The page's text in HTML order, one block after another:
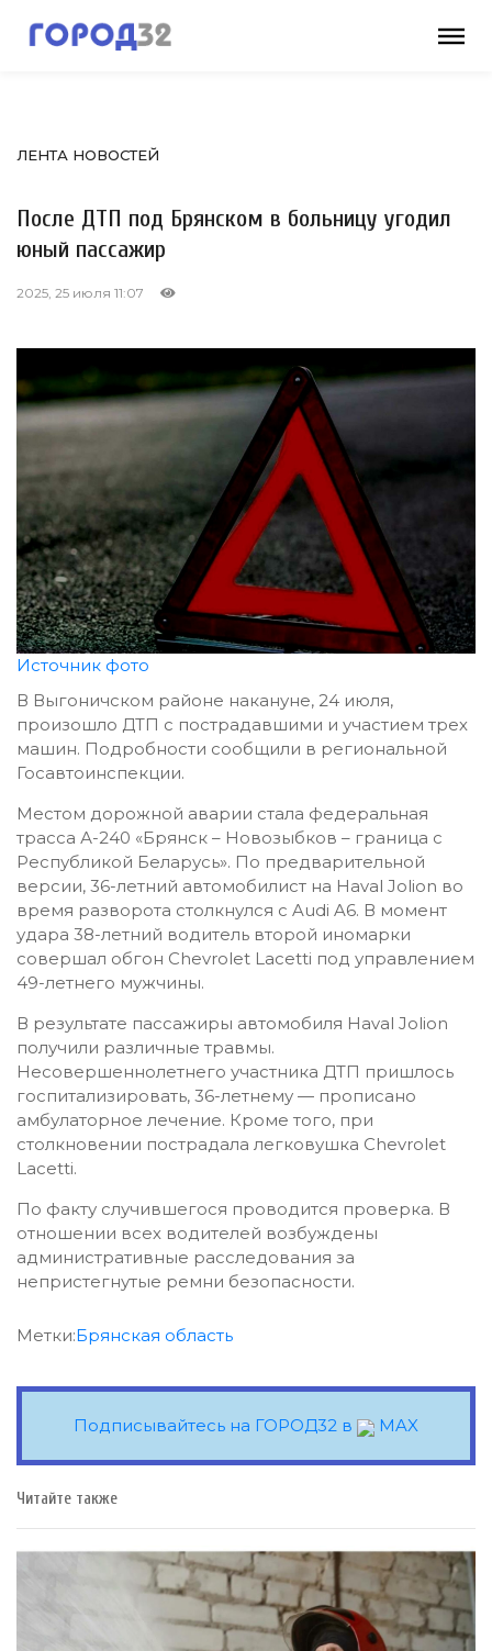
ЛЕНТА НОВОСТЕЙ
После ДТП под Брянском в больницу угодил
юный пассажир
2025, 25 июля 11:07
Источник фото
В Выгоничском районе накануне, 24 июля,
произошло ДТП с пострадавшими и участием трех
машин. Подробности сообщили в региональной
Госавтоинспекции.
Местом дорожной аварии стала федеральная
трасса А-240 «Брянск – Новозыбков – граница с
Республикой Беларусь». По предварительной
версии, 36-летний автомобилист на Haval Jolion во
время разворота столкнулся с Audi A6. В момент
удара 38-летний водитель второй иномарки
совершал обгон Chevrolet Lacetti под управлением
49-летнего мужчины.
В результате пассажиры автомобиля Haval Jolion
получили различные травмы.
Несовершеннолетнего участника ДТП пришлось
госпитализировать, 36-летнему — прописано
амбулаторное лечение. Кроме того, при
столкновении пострадала легковушка Chevrolet
Lacetti.
По факту случившегося проводится проверка. В
отношении всех водителей возбуждены
административные расследования за
непристегнутые ремни безопасности.
Метки:Брянская область
Подписывайтесь на ГОРОД32 в MAX
Читайте также